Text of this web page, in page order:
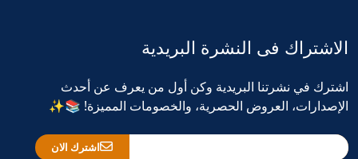
الاشتراك فى النشرة البريدية
اشترك في نشرتنا البريدية وكن أول من يعرف عن أحدث
الإصدارات، العروض الحصرية، والخصومات المميزة! 📚✨
اشترك الان